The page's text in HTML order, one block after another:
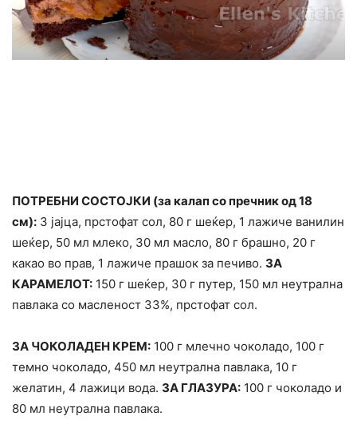
ПОТРЕБНИ СОСТОЈКИ (за калап со пречник од 18
см): 3 јајца, прстофат сол, 80 г шеќер, 1 лажиче ванилин
шеќер, 50 мл млеко, 30 мл масло, 80 г брашно, 20 г
какао во прав, 1 лажиче прашок за печиво. ЗА
КАРАМЕЛОТ: 150 г шеќер, 30 г путер, 150 мл неутрална
павлака со масленост 33%, прстофат сол.
ЗА ЧОКОЛАДЕН КРЕМ: 100 г млечно чоколадо, 100 г
темно чоколадо, 450 мл неутрална павлака, 10 г
желатин, 4 лажици вода. ЗА ГЛАЗУРА: 100 г чоколадо и
80 мл неутрална павлака.